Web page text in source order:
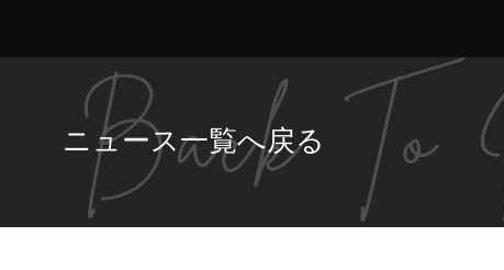
ニュース一覧へ戻る